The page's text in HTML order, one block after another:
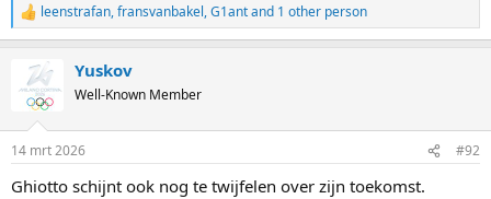
View this content on Instagram
R
e
t
n
s
leenstrafan,fransvanbakel,G1antand 1 other person
Yuskov
Well-Known Member
14 mrt 2026 #92
Ghiotto schijnt ook nog te twijfelen over zijn toekomst.